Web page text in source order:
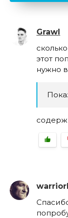
Grawl
этот
нужно